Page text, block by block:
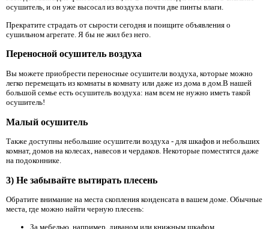
осушитель, и он уже высосал из воздуха почти две пинты влаги.
Прекратите страдать от сырости сегодня и поищите объявления о
сушильном агрегате. Я бы не жил без него.
Переносной осушитель воздуха
Вы можете приобрести переносные осушители воздуха, которые можно
легко перемещать из комнаты в комнату или даже из дома в дом.В нашей
большой семье есть осушитель воздуха: нам всем не нужно иметь такой
осушитель!
Малый осушитель
Также доступны небольшие осушители воздуха - для шкафов и небольших
комнат, домов на колесах, навесов и чердаков. Некоторые поместятся даже
на подоконнике.
3) Не забывайте вытирать плесень
Обратите внимание на места скопления конденсата в вашем доме. Обычные
места, где можно найти черную плесень:
За мебелью, например, диваном или книжным шкафом